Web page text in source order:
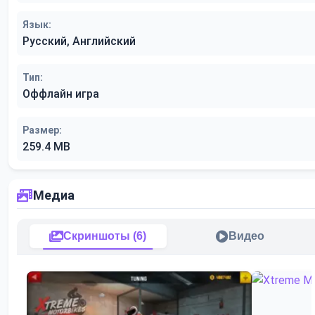
Язык:
Русский, Английский
Тип:
Оффлайн игра
Размер:
259.4 MB
Медиа
Скриншоты (6) Видео